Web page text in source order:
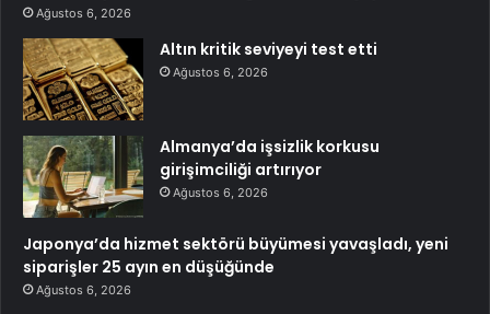
Ağustos 6, 2026
Altın kritik seviyeyi test etti
Ağustos 6, 2026
Almanya’da işsizlik korkusu
girişimciliği artırıyor
Ağustos 6, 2026
Japonya’da hizmet sektörü büyümesi yavaşladı, yeni
siparişler 25 ayın en düşüğünde
Ağustos 6, 2026